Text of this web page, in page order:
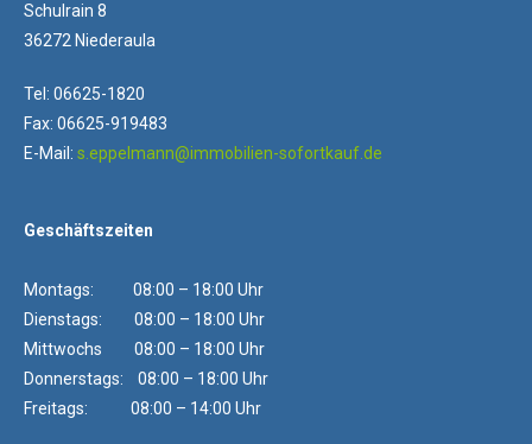
Schulrain 8
36272 Niederaula
Tel: 06625-1820
Fax: 06625-919483
E-Mail: s.eppelmann@immobilien-sofortkauf.de
Geschäftszeiten
Montags: 08:00 – 18:00 Uhr
Dienstags: 08:00 – 18:00 Uhr
Mittwochs 08:00 – 18:00 Uhr
Donnerstags: 08:00 – 18:00 Uhr
Freitags: 08:00 – 14:00 Uhr